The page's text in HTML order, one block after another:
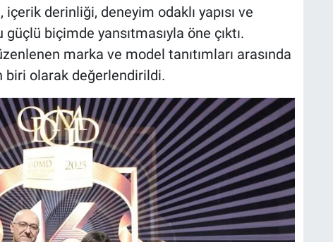
derinliği, deneyim odaklı yapısı ve
biçimde yansıtmasıyla öne çıktı.
marka ve model tanıtımları arasında
biri olarak değerlendirildi.